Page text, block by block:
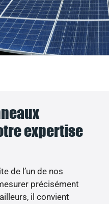
expertise
de l’un de nos
précisément
il convient